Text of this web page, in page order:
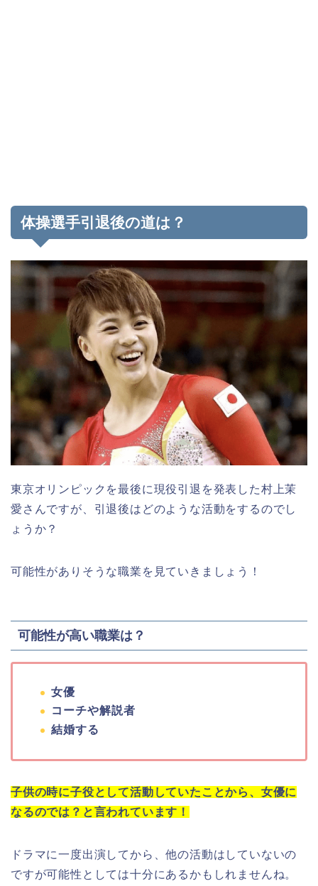
体操選手引退後の道は？
東京オリンピックを最後に現役引退を発表した村上茉
愛さんですが、引退後はどのような活動をするのでし
ょうか？
可能性がありそうな職業を見ていきましょう！
可能性が高い職業は？
女優
コーチや解説者
結婚する
子供の時に子役として活動していたことから、女優に
なるのでは？と言われています！
ドラマに一度出演してから、他の活動はしていないの
ですが可能性としては十分にあるかもしれませんね。